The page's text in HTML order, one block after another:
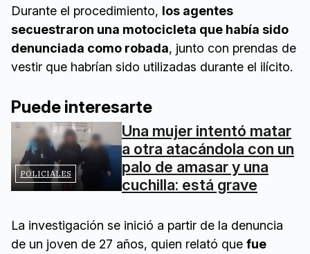
Durante el procedimiento, los agentes
secuestraron una motocicleta que había sido
denunciada como robada, junto con prendas de
vestir que habrían sido utilizadas durante el ilícito.
Puede interesarte
POLICIALES
Una mujer intentó matar
a otra atacándola con un
palo de amasar y una
cuchilla: está grave
La investigación se inició a partir de la denuncia
de un joven de 27 años, quien relató que fue